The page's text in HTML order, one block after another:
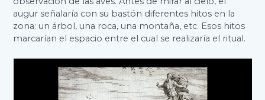
augur señalaría con su bastón diferentes hitos en la
zona: un árbol, una roca, una montaña, etc. Esos hitos
marcarían el espacio entre el cual se realizaría el ritual.